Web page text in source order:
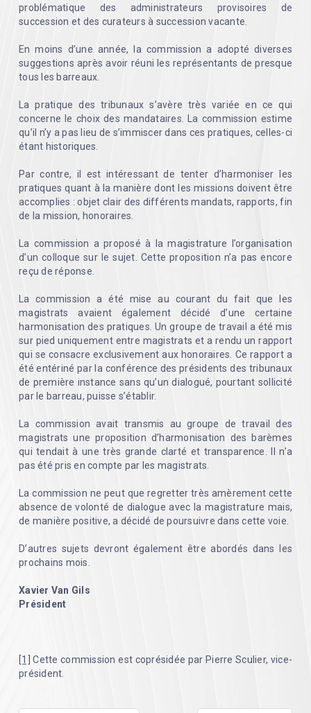
problématique des administrateurs provisoires de
succession et des curateurs à succession vacante.
En moins d’une année, la commission a adopté diverses
suggestions après avoir réuni les représentants de presque
tous les barreaux.
La pratique des tribunaux s’avère très variée en ce qui
concerne le choix des mandataires. La commission estime
qu’il n’y a pas lieu de s’immiscer dans ces pratiques, celles-ci
étant historiques.
Par contre, il est intéressant de tenter d’harmoniser les
pratiques quant à la manière dont les missions doivent être
accomplies : objet clair des différents mandats, rapports, fin
de la mission, honoraires.
La commission a proposé à la magistrature l’organisation
d’un colloque sur le sujet. Cette proposition n’a pas encore
reçu de réponse.
La commission a été mise au courant du fait que les
magistrats avaient également décidé d’une certaine
harmonisation des pratiques. Un groupe de travail a été mis
sur pied uniquement entre magistrats et a rendu un rapport
qui se consacre exclusivement aux honoraires. Ce rapport a
été entériné par la conférence des présidents des tribunaux
de première instance sans qu’un dialogué, pourtant sollicité
par le barreau, puisse s’établir.
La commission avait transmis au groupe de travail des
magistrats une proposition d’harmonisation des barèmes
qui tendait à une très grande clarté et transparence. Il n’a
pas été pris en compte par les magistrats.
La commission ne peut que regretter très amèrement cette
absence de volonté de dialogue avec la magistrature mais,
de manière positive, a décidé de poursuivre dans cette voie.
D’autres sujets devront également être abordés dans les
prochains mois.
Xavier Van Gils
Président
[1]
Cette commission est coprésidée par Pierre Sculier, vice-
président.